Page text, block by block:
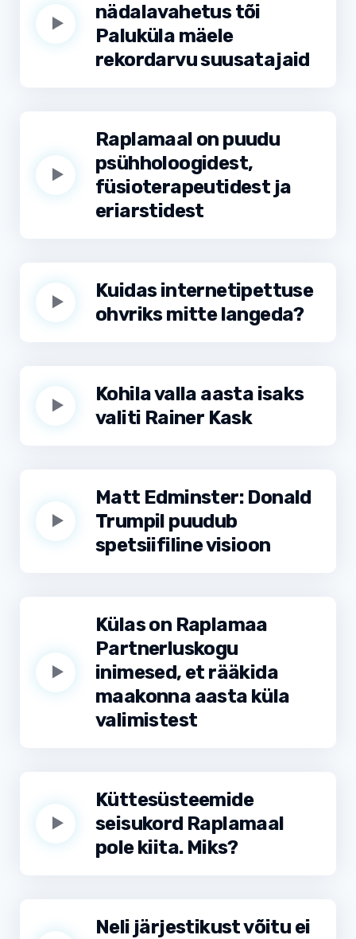
nädalavahetus tõi
Paluküla mäele
rekordarvu suusatajaid
Raplamaal on puudu
psühholoogidest,
füsioterapeutidest ja
eriarstidest
Kuidas internetipettuse
ohvriks mitte langeda?
Kohila valla aasta isaks
valiti Rainer Kask
Matt Edminster: Donald
Trumpil puudub
spetsiifiline visioon
Külas on Raplamaa
Partnerluskogu
inimesed, et rääkida
maakonna aasta küla
valimistest
Küttesüsteemide
seisukord Raplamaal
pole kiita. Miks?
Neli järjestikust võitu ei